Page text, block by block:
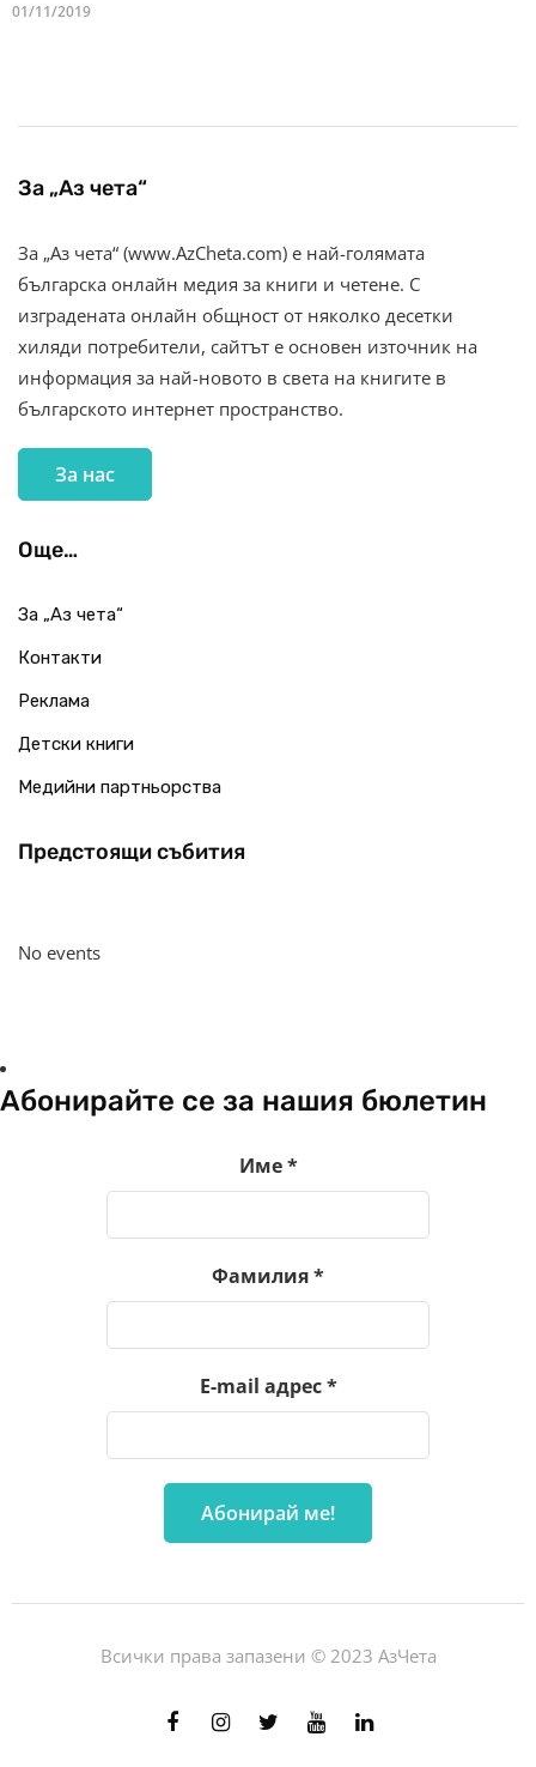
01/11/2019
За „Аз чета“
За „Аз чета“ (www.AzCheta.com) е най-голямата
българска онлайн медия за книги и четене. С
изградената онлайн общност от няколко десетки
хиляди потребители, сайтът е основен източник на
информация за най-новото в света на книгите в
българското интернет пространство.
За нас
Още…
За „Аз чета“
Контакти
Реклама
Детски книги
Медийни партньорства
Предстоящи събития
No events
Абонирайте се за нашия бюлетин
Име*
Фамилия*
E-mail адрес*
Всички права запазени © 2023 АзЧета